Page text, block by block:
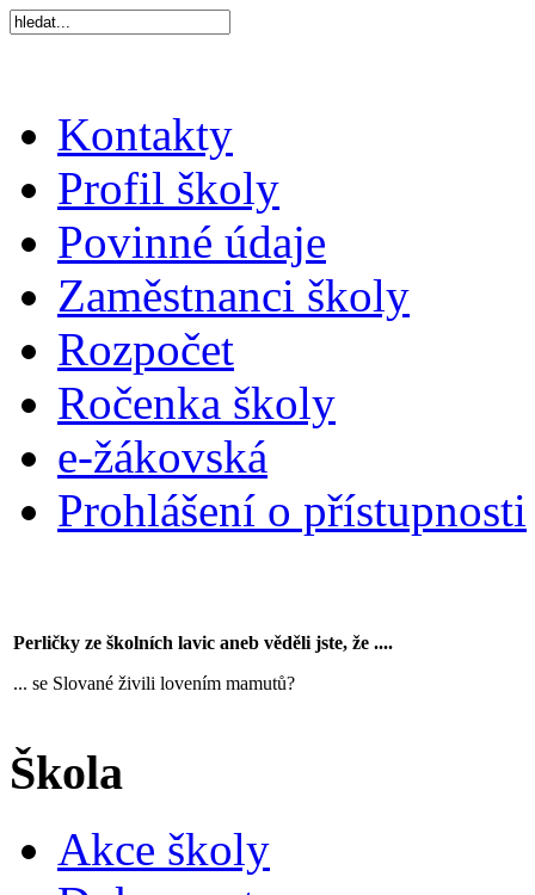
Kontakty
Profil školy
Povinné údaje
Zaměstnanci školy
Rozpočet
Ročenka školy
e-žákovská
Prohlášení o přístupnosti
Perličky ze školních lavic aneb věděli jste, že ....
... se Slované živili lovením mamutů?
Škola
Akce školy